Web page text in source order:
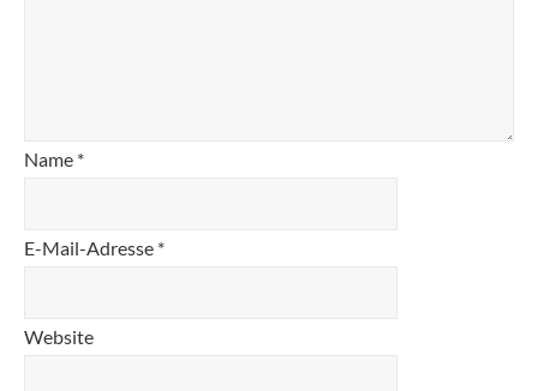
Name *
E-Mail-Adresse *
Website